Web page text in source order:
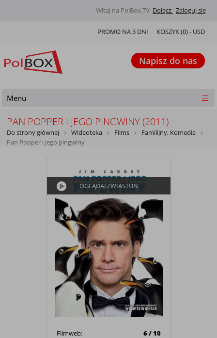
Witaj na PolBox.TV Dołącz Zaloguj się
KOSZYK (0) - USD
PROMO NA 3 DNI
Napisz do nas
Menu
PAN POPPER I JEGO PINGWINY (2011)
Do strony głównej Wideoteka Films
Familijny, Komedia
Pan Popper i jego pingwiny
OGLĄDAJ ZWIASTUN
Filmweb:
6 / 10